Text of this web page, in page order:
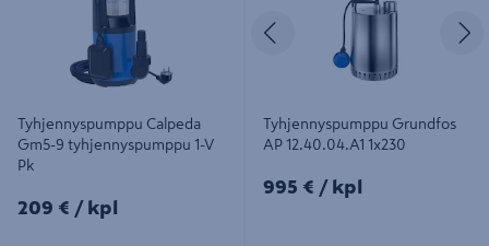
Tyhjennyspumppu Calpeda
Gm5-9 tyhjennyspumppu 1-V
Pk
209€/kpl
209 € / kpl
Edellinen
Tyhjennyspumppu Grundfos
AP 12.40.04.A1 1x230
995€/kpl
995 € / kpl